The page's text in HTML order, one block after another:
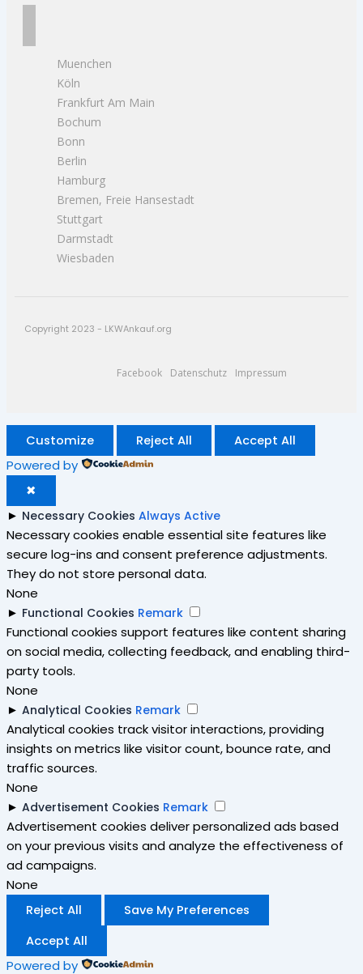
Muenchen
Köln
Frankfurt Am Main
Bochum
Bonn
Berlin
Hamburg
Bremen, Freie Hansestadt
Stuttgart
Darmstadt
Wiesbaden
Copyright 2023 - LKWAnkauf.org
Facebook Datenschutz Impressum
Customize Reject All Accept All
Powered by
✖
► Necessary Cookies Always Active
Necessary cookies enable essential site features like
secure log-ins and consent preference adjustments.
They do not store personal data.
None
► Functional Cookies Remark
Functional cookies support features like content sharing
on social media, collecting feedback, and enabling third-
party tools.
None
► Analytical Cookies Remark
Analytical cookies track visitor interactions, providing
insights on metrics like visitor count, bounce rate, and
traffic sources.
None
► Advertisement Cookies Remark
Advertisement cookies deliver personalized ads based
on your previous visits and analyze the effectiveness of
ad campaigns.
None
Reject All
Save My Preferences
Accept All
Powered by